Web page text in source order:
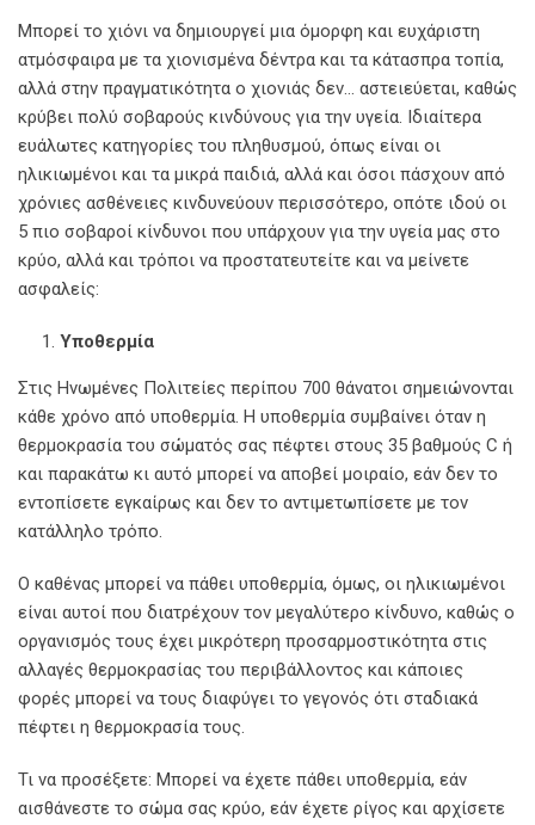
Μπορεί το χιόνι να δημιουργεί μια όμορφη και ευχάριστη
ατμόσφαιρα με τα χιονισμένα δέντρα και τα κάτασπρα τοπία,
αλλά στην πραγματικότητα ο χιονιάς δεν… αστειεύεται, καθώς
κρύβει πολύ σοβαρούς κινδύνους για την υγεία. Ιδιαίτερα
ευάλωτες κατηγορίες του πληθυσμού, όπως είναι οι
ηλικιωμένοι και τα μικρά παιδιά, αλλά και όσοι πάσχουν από
χρόνιες ασθένειες κινδυνεύουν περισσότερο, οπότε ιδού οι
5 πιο σοβαροί κίνδυνοι που υπάρχουν για την υγεία μας στο
κρύο, αλλά και τρόποι να προστατευτείτε και να μείνετε
ασφαλείς:
Υποθερμία
Στις Ηνωμένες Πολιτείες περίπου 700 θάνατοι σημειώνονται
κάθε χρόνο από υποθερμία. Η υποθερμία συμβαίνει όταν η
θερμοκρασία του σώματός σας πέφτει στους 35 βαθμούς C ή
και παρακάτω κι αυτό μπορεί να αποβεί μοιραίο, εάν δεν το
εντοπίσετε εγκαίρως και δεν το αντιμετωπίσετε με τον
κατάλληλο τρόπο.
Ο καθένας μπορεί να πάθει υποθερμία, όμως, οι ηλικιωμένοι
είναι αυτοί που διατρέχουν τον μεγαλύτερο κίνδυνο, καθώς ο
οργανισμός τους έχει μικρότερη προσαρμοστικότητα στις
αλλαγές θερμοκρασίας του περιβάλλοντος και κάποιες
φορές μπορεί να τους διαφύγει το γεγονός ότι σταδιακά
πέφτει η θερμοκρασία τους.
Τι να προσέξετε: Μπορεί να έχετε πάθει υποθερμία, εάν
αισθάνεστε το σώμα σας κρύο, εάν έχετε ρίγος και αρχίσετε